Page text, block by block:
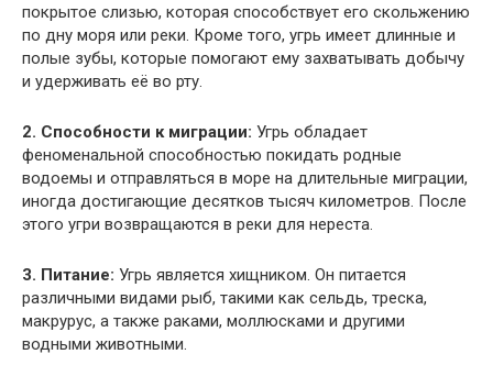
покрытое слизью, которая способствует его скольжению
по дну моря или реки. Кроме того, угрь имеет длинные и
полые зубы, которые помогают ему захватывать добычу
и удерживать её во рту.
2. Способности к миграции: Угрь обладает
феноменальной способностью покидать родные
водоемы и отправляться в море на длительные миграции,
иногда достигающие десятков тысяч километров. После
этого угри возвращаются в реки для нереста.
3. Питание: Угрь является хищником. Он питается
различными видами рыб, такими как сельдь, треска,
макрурус, а также раками, моллюсками и другими
водными животными.